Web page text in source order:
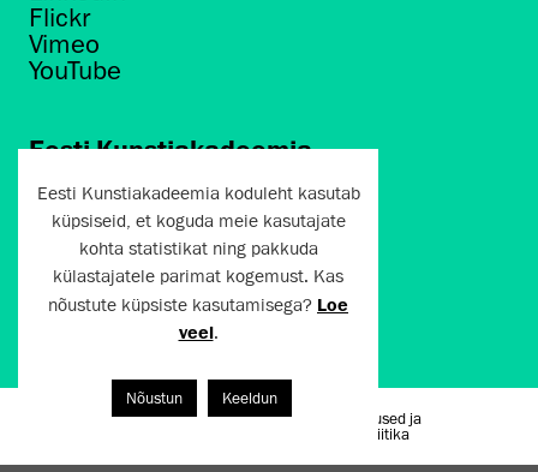
Flickr
Vimeo
YouTube
Eesti Kunstiakadeemia
Põhja puiestee 7
Tallinn 10412
artun@artun.ee
+372 6267301
Liitu uudiskirjaga!
Kasutustingimused ja
privaatsuspoliitika
Eesti Kunstiakadeemia koduleht kasutab
küpsiseid, et koguda meie kasutajate
kohta statistikat ning pakkuda
külastajatele parimat kogemust. Kas
nõustute küpsiste kasutamisega? Loe
veel.
Nõustun Keeldun